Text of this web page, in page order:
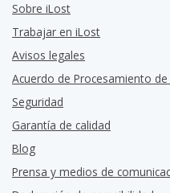
Sobre iLost
Trabajar en iLost
Avisos legales
Acuerdo de Procesamiento
Seguridad
Garantía de calidad
Blog
Prensa y medios de